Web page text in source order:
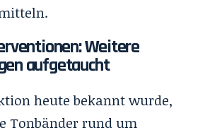
Weitere
aufgetaucht
heute bekannt wurde,
Tonbänder rund um